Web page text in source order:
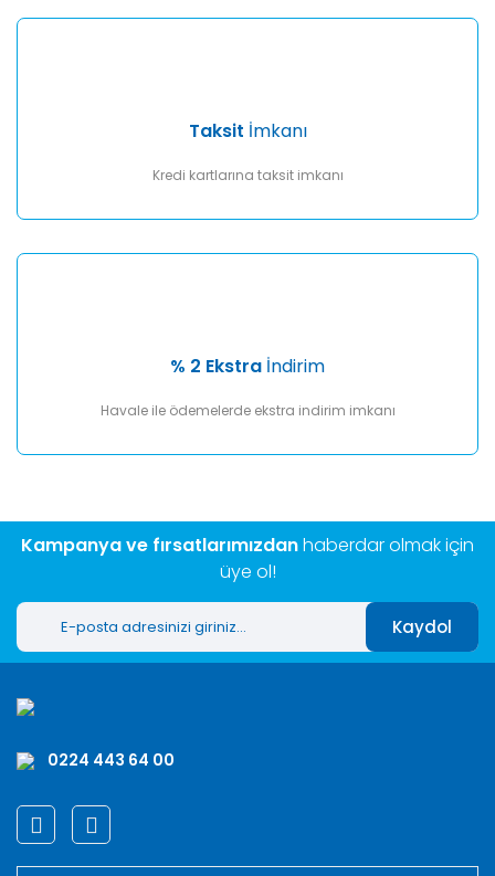
Taksit İmkanı
Kredi kartlarına taksit imkanı
% 2 Ekstra İndirim
Havale ile ödemelerde ekstra indirim imkanı
Kampanya ve fırsatlarımızdanhaberdar olmak için
üye ol!
Kaydol
0224 443 64 00